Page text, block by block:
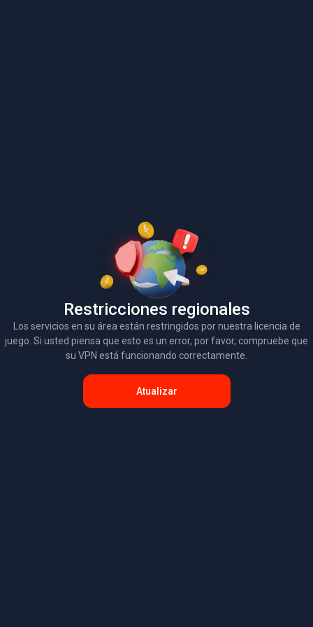
Restricciones regionales
Los servicios en su área están restringidos por nuestra licencia de
juego. Si usted piensa que esto es un error, por favor, compruebe que
su VPN está funcionando correctamente.
Atualizar